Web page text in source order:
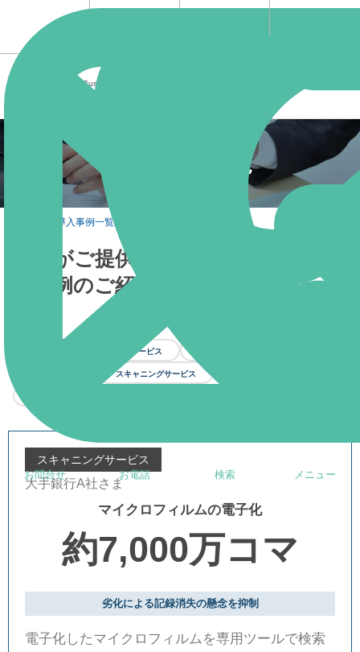
Business Process Solutions Company
お問合せ お電話 検索 メニュー
導入事例一覧
導入事例一覧
当社がご提供しているサービスの導
入事例のご紹介です。
データ処理サービス
スキャニングサービス
スキャニングサービス
大手銀行A社さま
マイクロフィルムの電子化
約7,000万コマ
劣化による記録消失の懸念を抑制
電子化したマイクロフィルムを専用ツールで検索